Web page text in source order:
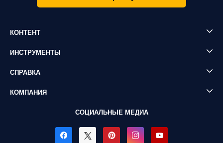
КОНТЕНТ
ИНСТРУМЕНТЫ
СПРАВКА
КОМПАНИЯ
СОЦИАЛЬНЫЕ МЕДИА